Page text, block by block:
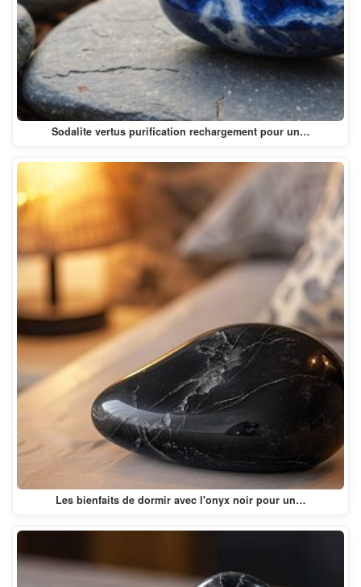
Sodalite vertus purification rechargement pour un…
Les bienfaits de dormir avec l'onyx noir pour un…